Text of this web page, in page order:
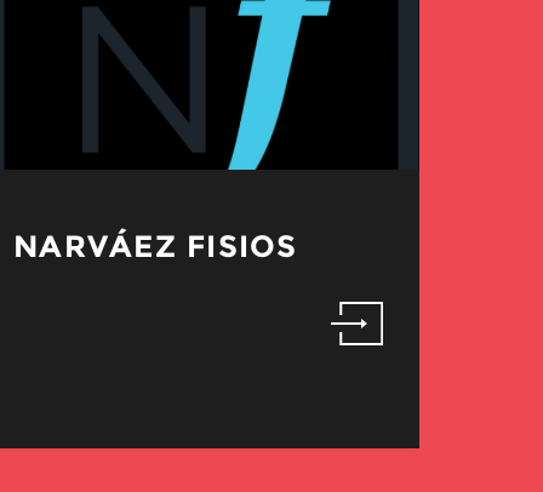
NARVÁEZ FISIOS